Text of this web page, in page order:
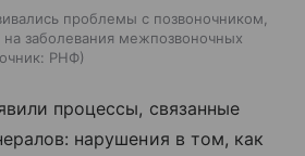
проблемы с позвоночником,
заболевания межпозвоночных
РНФ
процессы, связанные
нарушения в том, как